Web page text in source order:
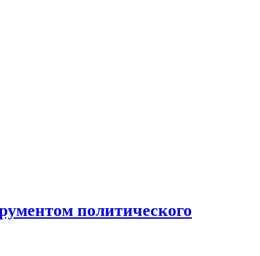
политического